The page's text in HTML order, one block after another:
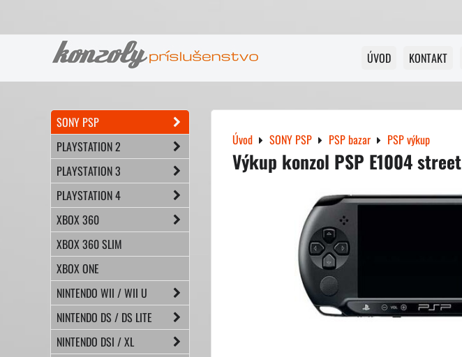
ÚVOD KONTAKT
Úvod SONY PSP PSP bazar PSP výkup
Výkup konzol PSP E1004 street
SONY PSP
PLAYSTATION 2
PLAYSTATION 3
PLAYSTATION 4
XBOX 360
XBOX 360 SLIM
XBOX ONE
NINTENDO WII / WII U
NINTENDO DS / DS LITE
NINTENDO DSI / XL